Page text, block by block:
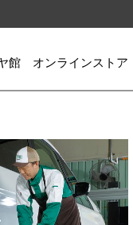
館 オンラインストア